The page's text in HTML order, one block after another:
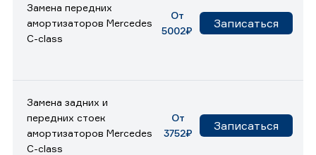
Замена передних
амортизаторов Mercedes
C-class
От
5002₽
Записаться
Замена задних и
передних стоек
амортизаторов Mercedes
C-class
От
3752₽
Записаться